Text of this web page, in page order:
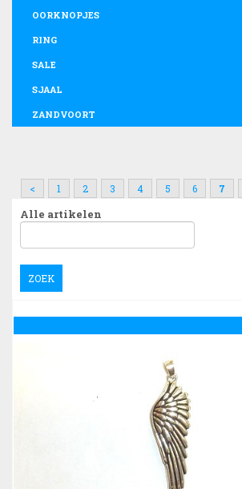
OORKNOPJES
RING
SALE
SJAAL
ZANDVOORT
< 1 2 3 4 5 6 7
Alle artikelen
ZOEK